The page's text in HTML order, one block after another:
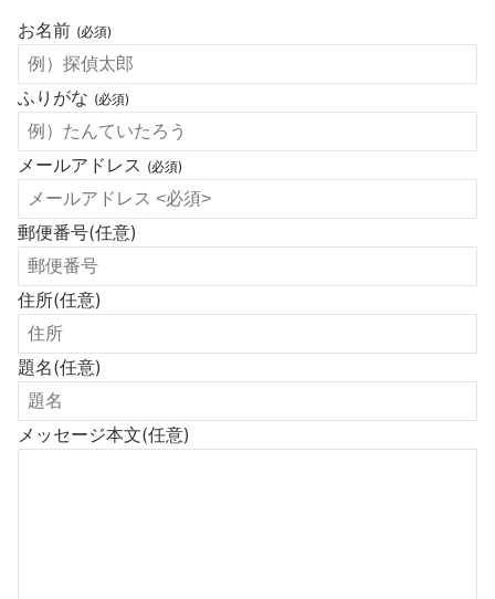
お名前 (必須)
ふりがな (必須)
メールアドレス (必須)
郵便番号(任意)
住所(任意)
題名(任意)
メッセージ本文(任意)